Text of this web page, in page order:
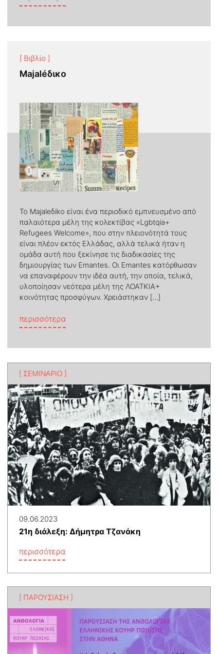
[ Βιβλίο ]
Majaléδικο
Το Μajaleδiko είναι ένα περιοδικό εμπνευσμένο από
παλαιότερα μέλη της κολεκτίβας «Lgbtqia+
Refugees Welcome», που στην πλειονότητά τους
είναι πλέον εκτός Ελλάδας, αλλά τελικά ήταν η
ομάδα αυτή που ξεκίνησε τις διαδικασίες της
δημιουργίας των Εmantes. Οι Εmantes κατόρθωσαν
να επαναφέρουν την ιδέα αυτή, την οποία, τελικά,
υλοποίησαν νεότερα μέλη της ΛΟΑΤΚΙΑ+
κοινότητας προσφύγων. Χρειάστηκαν […]
περισσότερα
[ ΣΕΜΙΝΑΡΙΟ ]
09.06.2023
21η διάλεξη: Δήμητρα Τζανάκη
περισσότερα
[ ΠΑΡΟΥΣΙΑΣΗ ]